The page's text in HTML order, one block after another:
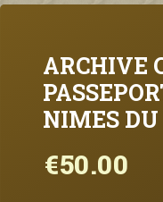
ARCHIVE
NIMES DU
€50.00